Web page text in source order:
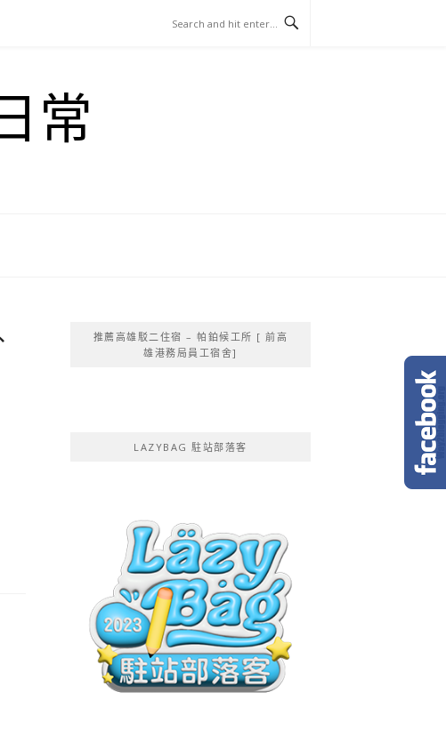
常
推薦高雄駁二住宿 – 帕鉑候工所 [ 前高
雄港務局員工宿舍]
LAZYBAG 駐站部落客